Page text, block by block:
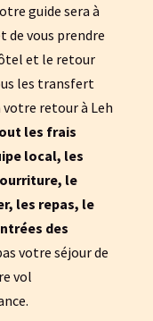
guide sera à
de vous prendre
et le retour
les transfert
votre retour à Leh
les frais
local, les
le
les repas, le
des
votre séjour de
vol